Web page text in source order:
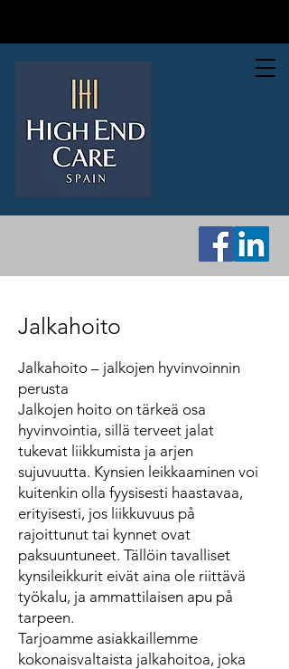
Jalkahoito
Jalkahoito – jalkojen hyvinvoinnin
perusta
Jalkojen hoito on tärkeä osa
hyvinvointia, sillä terveet jalat
tukevat liikkumista ja arjen
sujuvuutta. Kynsien leikkaaminen voi
kuitenkin olla fyysisesti haastavaa,
erityisesti, jos liikkuvuus på
rajoittunut tai kynnet ovat
paksuuntuneet. Tällöin tavalliset
kynsileikkurit eivät aina ole riittävä
työkalu, ja ammattilaisen apu på
tarpeen.
Tarjoamme asiakkaillemme
kokonaisvaltaista jalkahoitoa, joka